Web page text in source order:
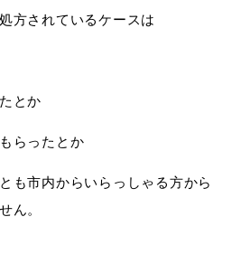
方されているケースは
とか
らったとか
も市内からいらっしゃる方から
ん。